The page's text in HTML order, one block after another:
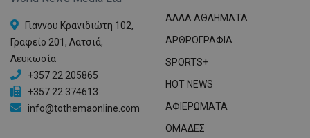
Γιάννου Κρανιδιώτη 102,
Γραφείο 201, Λατσιά,
Λευκωσία
+357 22 205865
+357 22 374613
info@tothemaonline.com
ΑΛΛΑ ΑΘΛΗΜΑΤΑ
ΑΡΘΡΟΓΡΑΦΙΑ
SPORTS+
HOT NEWS
ΑΦΙΕΡΩΜΑΤΑ
ΟΜΑΔΕΣ